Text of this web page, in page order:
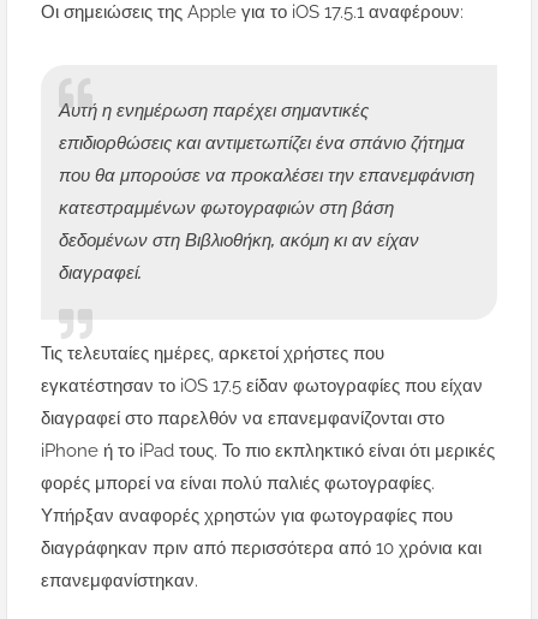
Οι σημειώσεις της Apple για το iOS 17.5.1 αναφέρουν:
Αυτή η ενημέρωση παρέχει σημαντικές
επιδιορθώσεις και αντιμετωπίζει ένα σπάνιο ζήτημα
που θα μπορούσε να προκαλέσει την επανεμφάνιση
κατεστραμμένων φωτογραφιών στη βάση
δεδομένων στη Βιβλιοθήκη, ακόμη κι αν είχαν
διαγραφεί.
Τις τελευταίες ημέρες, αρκετοί χρήστες που
εγκατέστησαν το iOS 17.5 είδαν φωτογραφίες που είχαν
διαγραφεί στο παρελθόν να επανεμφανίζονται στο
iPhone ή το iPad τους. Το πιο εκπληκτικό είναι ότι μερικές
φορές μπορεί να είναι πολύ παλιές φωτογραφίες.
Υπήρξαν αναφορές χρηστών για φωτογραφίες που
διαγράφηκαν πριν από περισσότερα από 10 χρόνια και
επανεμφανίστηκαν.